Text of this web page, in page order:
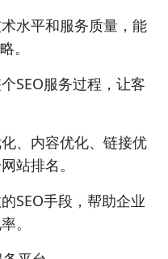
水平和服务质量，能
。
SEO服务过程，让客
、内容优化、链接优
站排名。
SEO手段，帮助企业
。